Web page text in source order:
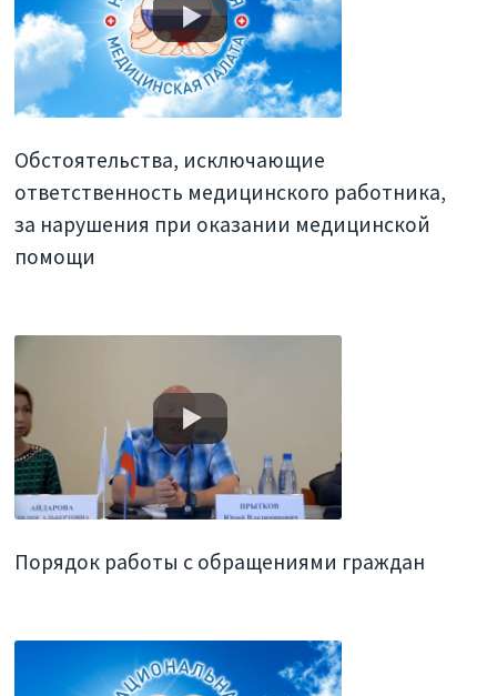
Обстоятельства, исключающие
ответственность медицинского работника,
за нарушения при оказании медицинской
помощи
Порядок работы с обращениями граждан